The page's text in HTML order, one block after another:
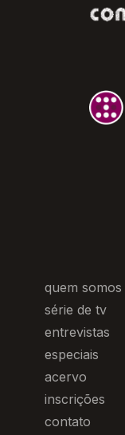
quem somos
série de tv
entrevistas
especiais
acervo
inscrições
contato